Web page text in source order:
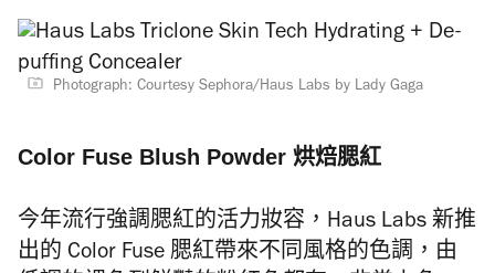
Photograph: Courtesy Sephora/Haus Labs by Lady Gaga
Color Fuse Blush Powder 烘焙腮紅
今年流行強調腮紅的活力妝容，Haus Labs 新推
出的 Color Fuse 腮紅帶來不同風格的色調，由